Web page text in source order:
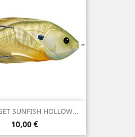
SUNFISH HOLLOW...
Preço
10,00 €